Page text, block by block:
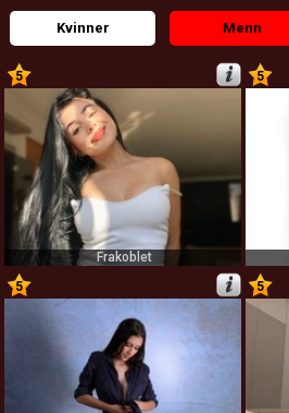
Kvinner Menn
5
Frakoblet
5
5
5
4